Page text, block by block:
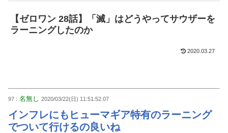
【ゼロワン 28話】「滅」はどうやってサウザーを
ラーニングしたのか
2020.03.27
97 : 名無し 2020/03/22(日) 11:51:52.07
インフレにもヒューマギア特有のラーニング
でついて行けるの良いね